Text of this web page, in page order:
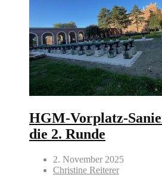
HGM-Vorplatz-
die 2. Runde
2. November 2025
Christine Reiterer